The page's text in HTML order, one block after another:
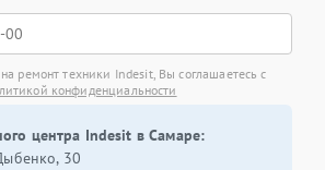
ремонт техники Indesit, Вы соглашаетесь с
конфиденциальности
центра Indesit в Самаре:
30